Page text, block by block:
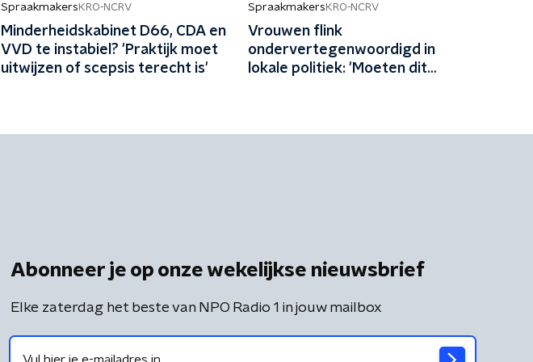
Spraakmakers KRO-NCRV
Minderheidskabinet D66, CDA en
VVD te instabiel? 'Praktijk moet
uitwijzen of scepsis terecht is'
Spraakmakers KRO-NCRV
Vrouwen flink
ondervertegenwoordigd in
lokale politiek: 'Moeten dit
Abonneer je op onze wekelijkse nieuwsbrief
Elke zaterdag het beste van NPO Radio 1 in jouw mailbox